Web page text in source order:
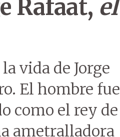
Rafaat, el
vida de Jorge
El hombre fue
como el rey de
ametralladora